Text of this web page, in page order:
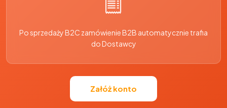
Po sprzedaży B2C zamówienie B2B automatycznie trafia
do Dostawcy
Załóż konto